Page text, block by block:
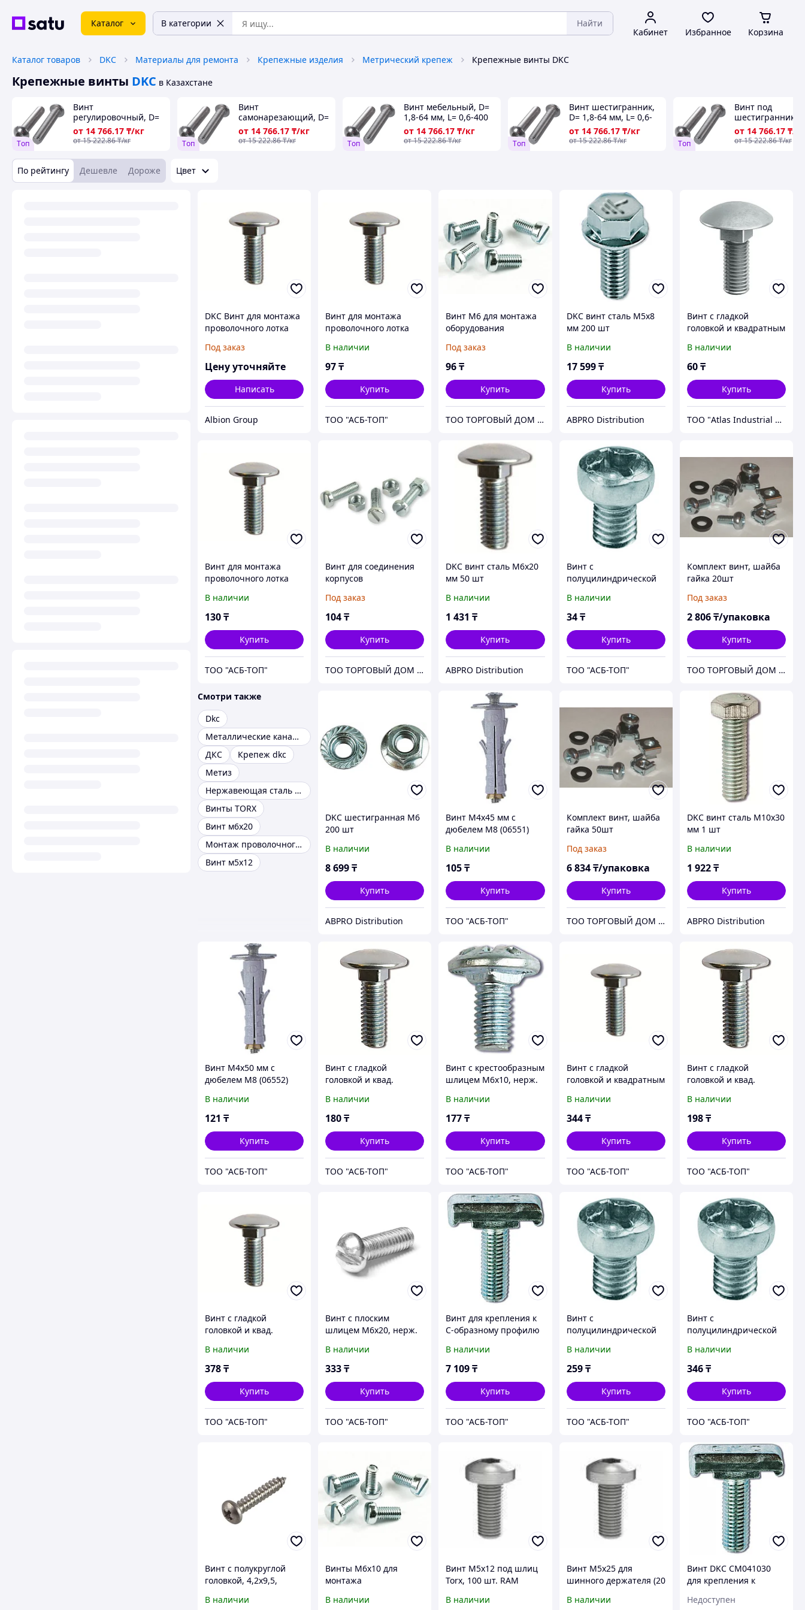
Каталог В категории Найти
Кабинет Избранное Корзина
Каталог товаров DKC Материалы для ремонта Крепежные изделия Метрический крепеж Крепежные винты DKC
Крепежные винты DKC в Казахстане
Tоп
Винт
регулировочный, D=
1,8-64 мм, L= 0,6-400
мм, Класс проч.: 8,8;
DIN 965...
от 14 766.17 ₸/кг
от15 222.86₸/кг Tоп
Винт
самонарезающий, D=
1,8-64 мм, L= 0,6-400
мм, Класс проч.: 8,8;
от 14 766.17 ₸/кг
от15 222.86₸/кг Tоп
Винт мебельный, D=
1,8-64 мм, L= 0,6-400
мм, Класс проч.: 8,8;
10,9; 12,9..., Стандарт:
от 14 766.17 ₸/кг
от15 222.86₸/кг Tоп
Винт шестигранник,
D= 1,8-64 мм, L= 0,6-
400 мм, Класс проч.:
8,8; 10,9; 12,9...,
от 14 766.17 ₸/кг
от15 222.86₸/кг Tоп
Винт под
шестигранник,
1,8-64 мм, L=
мм, Класс проч.:
от 14 766.17 ₸/кг
от15 222.86₸/кг
По рейтингу Дешевле Дороже Цвет
DKC Винт для монтажа
проволочного лотка
Под заказ
Цену уточняйте
Написать
Albion Group
Винт для монтажа
проволочного лотка
(CM050620HDZ)
В наличии
97₸
Купить
ТОО "АСБ-ТОП"
Винт М6 для монтажа
оборудования
Под заказ
96₸
Купить
ТОО ТОРГОВЫЙ ДОМ "ЭЛЕКТРОЦЕНТР"
DKC винт сталь M5x8
мм 200 шт
В наличии
17 599 ₸
Купить
ABPRO Distribution
Винт с гладкой
головкой и квадратным
горячеоцинкованный
В наличии
60₸
Купить
ТОО "Atlas Industrial Manufacturing"
Винт для монтажа
проволочного лотка
(CM050620INOX)
В наличии
130₸
Купить
ТОО "АСБ-ТОП"
Винт для соединения
корпусов
Под заказ
104₸
Купить
ТОО ТОРГОВЫЙ ДОМ "ЭЛЕКТРОЦЕНТР"
DKC винт сталь M6x20
мм 50 шт
В наличии
1 431 ₸
Купить
ABPRO Distribution
Винт с
полуцилиндрической
(CM090610)
В наличии
34 ₸
Купить
ТОО "АСБ-ТОП"
Комплект винт, шайба
гайка 20шт
Под заказ
2 806₸/упаковка
Купить
ТОО ТОРГОВЫЙ ДОМ "ЭЛЕКТРОЦЕНТР"
Смотри также
Dkc
Металлические каналы
ДКС
Крепеж dkc
Метиз
Нержавеющая сталь INOX
Винты TORX
Винт м6х20
Монтаж проволочного лотка
Винт м5х12
DKC шестигранная M6
200 шт
В наличии
8 699₸
Купить
ABPRO Distribution
Винт М4х45 мм с
дюбелем M8 (06551)
В наличии
105₸
Купить
ТОО "АСБ-ТОП"
Комплект винт, шайба
гайка 50шт
Под заказ
6 834 ₸/упаковка
Купить
ТОО ТОРГОВЫЙ ДОМ "ЭЛЕКТРОЦЕНТР"
DKC винт сталь M10x30
мм 1 шт
В наличии
1 922₸
Купить
ABPRO Distribution
Винт М4х50 мм с
дюбелем M8 (06552)
В наличии
121 ₸
Купить
ТОО "АСБ-ТОП"
Винт с гладкой
головкой и квад.
нерж.cталь А2, DIN603
(CM010612INOX)
В наличии
180₸
Купить
ТОО "АСБ-ТОП"
Винт с крестообразным
шлицем М6х10, нерж.
(CM010610INOX)
В наличии
177₸
Купить
ТОО "АСБ-ТОП"
Винт с гладкой
головкой и квадратным
нерж. сталь А2, DIN603
(CM010616INOX)
В наличии
344 ₸
Купить
ТОО "АСБ-ТОП"
Винт с гладкой
головкой и квад.
нерж. сталь А4, DIN603
(CM010612INOX316L)
В наличии
198₸
Купить
ТОО "АСБ-ТОП"
Винт с гладкой
головкой и квад.
нерж. сталь А4, DIN603
(CM010616INOX316L)
В наличии
378₸
Купить
ТОО "АСБ-ТОП"
Винт с плоским
шлицем М6х20, нерж.
(CM030620INOX316L)
В наличии
333₸
Купить
ТОО "АСБ-ТОП"
Винт для крепления к
С-образному профилю
(CM041030INOX316L)
В наличии
7 109₸
Купить
ТОО "АСБ-ТОП"
Винт с
полуцилиндрической
сталь 4, DIN7985
(CM090610INOX316L)
В наличии
259 ₸
Купить
ТОО "АСБ-ТОП"
Винт с
полуцилиндрической
сталь А4, DIN7985
(CM090620INOX316L)
В наличии
346₸
Купить
ТОО "АСБ-ТОП"
Винт с полукруглой
головкой, 4,2х9,5,
(CM275009INOX316L)
В наличии
Винты М6х10 для
монтажа
(501010)
В наличии
Винт М5х12 под шлиц
Torx, 100 шт. RAM
В наличии
Винт M5x25 для
шинного держателя (20
и RAM fit (R5SCM5X25)
В наличии
Винт DKC СМ041030
для крепления к
Недоступен